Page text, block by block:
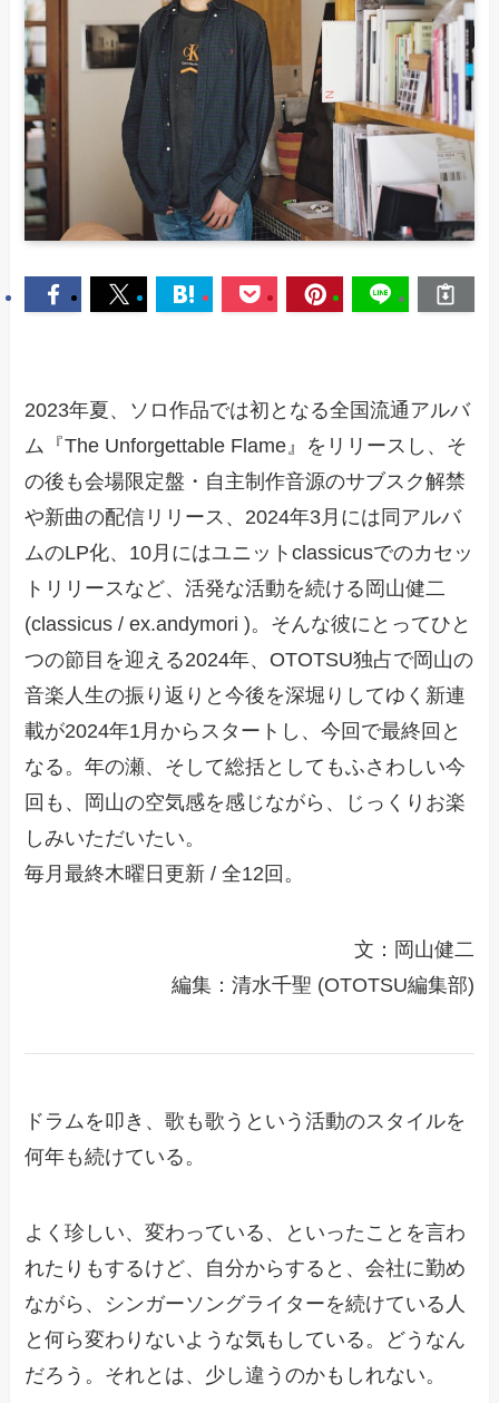
2023年夏、ソロ作品では初となる全国流通アルバ
ム『The Unforgettable Flame』をリリースし、そ
の後も会場限定盤・自主制作音源のサブスク解禁
や新曲の配信リリース、2024年3月には同アルバ
ムのLP化、10月にはユニットclassicusでのカセッ
トリリースなど、活発な活動を続ける岡山健二
(classicus / ex.andymori )。そんな彼にとってひと
つの節目を迎える2024年、OTOTSU独占で岡山の
音楽人生の振り返りと今後を深堀りしてゆく新連
載が2024年1月からスタートし、今回で最終回と
なる。年の瀬、そして総括としてもふさわしい今
回も、岡山の空気感を感じながら、じっくりお楽
しみいただいたい。
毎月最終木曜日更新 / 全12回。
文：岡山健二
編集：清水千聖 (OTOTSU編集部)
ドラムを叩き、歌も歌うという活動のスタイルを
何年も続けている。
よく珍しい、変わっている、といったことを言わ
れたりもするけど、自分からすると、会社に勤め
ながら、シンガーソングライターを続けている人
と何ら変わりないような気もしている。どうなん
だろう。それとは、少し違うのかもしれない。